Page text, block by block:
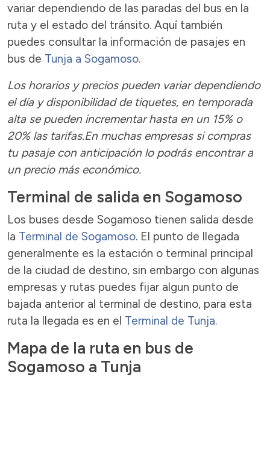
variar dependiendo de las paradas del bus en la
ruta y el estado del tránsito. Aquí también
puedes consultar la información de pasajes en
bus de Tunja a Sogamoso.
Los horarios y precios pueden variar dependiendo
el día y disponibilidad de tiquetes, en temporada
alta se pueden incrementar hasta en un 15% o
20% las tarifas.En muchas empresas si compras
tu pasaje con anticipación lo podrás encontrar a
un precio más económico.
Terminal de salida en Sogamoso
Los buses desde Sogamoso tienen salida desde
la Terminal de Sogamoso. El punto de llegada
generalmente es la estación o terminal principal
de la ciudad de destino, sin embargo con algunas
empresas y rutas puedes fijar algun punto de
bajada anterior al terminal de destino, para esta
ruta la llegada es en el Terminal de Tunja.
Mapa de la ruta en bus de
Sogamoso a Tunja